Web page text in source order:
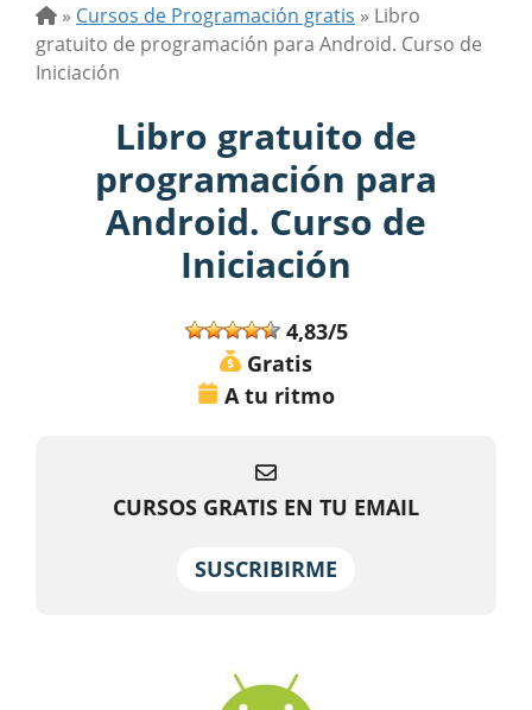
» Cursos de Programación gratis » Libro
gratuito de programación para Android. Curso de
Iniciación
Libro gratuito de
programación para
Android. Curso de
Iniciación
4,83/5
Gratis
A tu ritmo
CURSOS GRATIS EN TU EMAIL
SUSCRIBIRME